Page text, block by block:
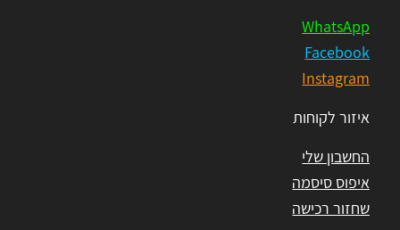
WhatsApp
Facebook
Instagram
איזור לקוחות
החשבון שלי
איפוס סיסמה
שחזור רכישה